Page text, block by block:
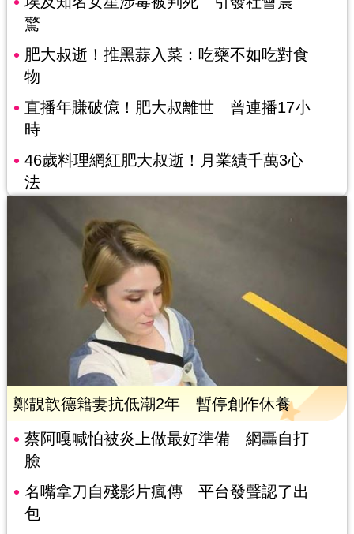
驚
肥大叔逝！推黑蒜入菜：吃藥不如吃對食
物
直播年賺破億！肥大叔離世 曾連播17小
時
46歲料理網紅肥大叔逝！月業績千萬3心
法
鄭靚歆德籍妻抗低潮2年 暫停創作休養
蔡阿嘎喊怕被炎上做最好準備 網轟自打
臉
名嘴拿刀自殘影片瘋傳 平台發聲認了出
包